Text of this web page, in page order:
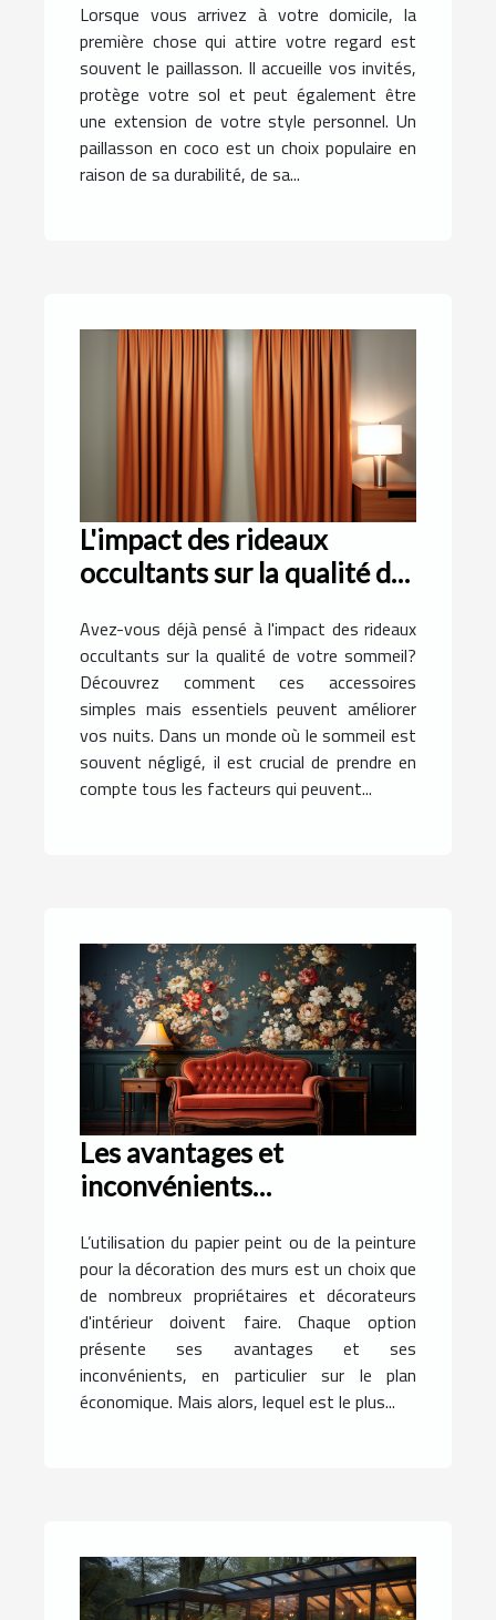
domicile
Lorsque vous arrivez à votre domicile, la
première chose qui attire votre regard est
souvent le paillasson. Il accueille vos invités,
protège votre sol et peut également être
une extension de votre style personnel. Un
paillasson en coco est un choix populaire en
raison de sa durabilité, de sa...
L'impact des rideaux
occultants sur la qualité du
Avez-vous déjà pensé à l'impact des rideaux
occultants sur la qualité de votre sommeil?
Découvrez comment ces accessoires
simples mais essentiels peuvent améliorer
vos nuits. Dans un monde où le sommeil est
souvent négligé, il est crucial de prendre en
compte tous les facteurs qui peuvent...
Les avantages et
inconvénients
l'utilisation du papier peint
plutôt que de la peinture
L’utilisation du papier peint ou de la peinture
pour la décoration des murs est un choix que
de nombreux propriétaires et décorateurs
d'intérieur doivent faire. Chaque option
présente ses avantages et ses
inconvénients, en particulier sur le plan
économique. Mais alors, lequel est le plus...